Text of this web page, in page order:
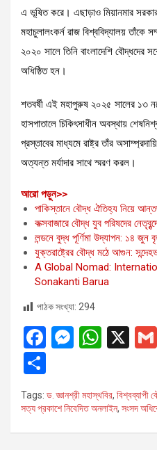
এ ভূষিত করে। এছাড়াও মিয়ানমার
মহাচুলালংকর্ন রাজ বিশ্ববিদ্যালয় তাঁকে
২০২০ সালে তিনি বাংলাদেশি বৌদ্ধদের
অধিষ্ঠিত হন।
শতবর্ষী এই মহাপুরুষ ২০২৫ সালের ১৩
হাসপাতালে চিকিৎসাধীন অবস্থায়
প্রস্তাবের মাধ্যমে রাষ্ট্র তাঁর
অত্যন্ত মর্যাদার সাথে স্মরণ করল।
আরো পড়ুন>>:
সংসদ
অধিবেশনে
ড.
জ্ঞানশ্রী
মহাস্থবিরের
প্রয়াণে
প্রস্তাব
গৃহীত
পাকিস্তানে বৌদ্ধ ঐতিহ্য নিয়ে
কক্সবাজারে বৌদ্ধ যুব পরিষদের
লন্ডনে বুদ্ধ পূর্ণিমা উদ্‌যাপন: ১৪
যুক্তরাষ্ট্রের বৌদ্ধ মঠে আগুন:
A Global Nomad:
Sonakanti Barua
পাঠক সংখ্যা: 294
F
b
o
M
n
g
W
s
A
X
ar
e
Tags: ড. জ্ঞানশ্রী মহাস্থবির, বিশ্বব্যাপী
সত্য প্রকাশে নিবেদিত অনলাইন, সংসদ